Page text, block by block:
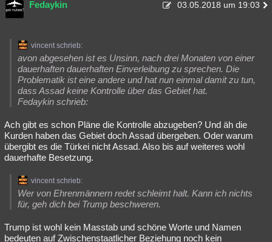
Fedaykin 03.05.2018 um 19:03
vincent schrieb:
avon abgesehen ist es Unsinn, nach drei Monaten von einer
dauerhaften dauerhaften Einverleibung zu sprechen. Die
Problematik ist eine andere und hat nun einmal damit zu tun,
dass Assad keine Kontrolle über das Gebiet hat.
Fedaykin schrieb:
Ach gibt es schon Pläne die Kontrolle abzugeben? Und äh die
Kurden haben das Gebiet doch Assad übergeben. Oder warum
übergibt es die Türkei nicht Assad. Also bis auf weiteres wohl
dauerhafte Besetzung.
vincent schrieb:
Wer von Ehrenmännern redet schleimt halt. Kann ich nichts
für, geh dich bei Trump beschweren.
Trump ist wohl kein Masstab und schöne Worte und Namen
bedeuten auf Zwischenstaatlicher Beziehung noch kein